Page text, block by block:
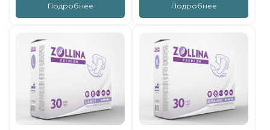
Подробнее Подробнее